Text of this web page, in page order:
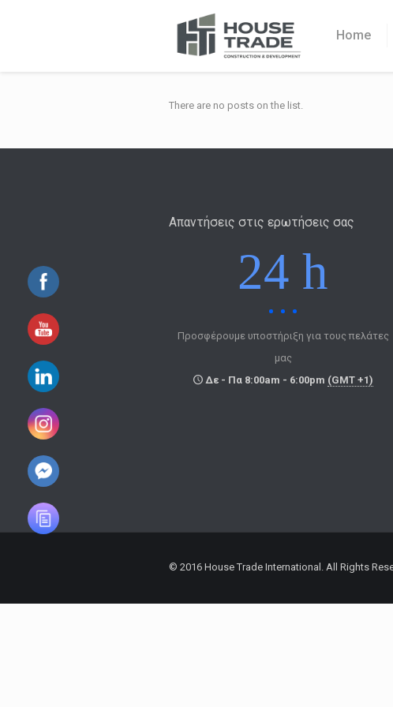
Home
There are no posts on the list.
Απαντήσεις στις ερωτήσεις σας
24 h
Προσφέρουμε υποστήριξη για τους πελάτες
μας
Δε - Πα 8:00am - 6:00pm (GMT +1)
© 2016 House Trade International. All Rights